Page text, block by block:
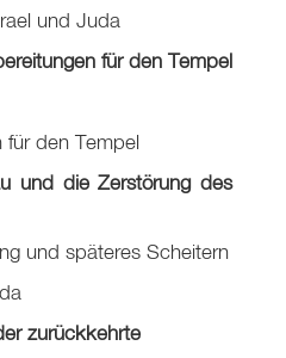
und Juda
für den Tempel
für den Tempel
und die Zerstörung des
und späteres Scheitern
zurückkehrte